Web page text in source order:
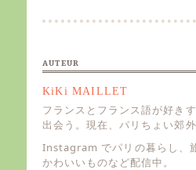
AUTEUR
KiKi MAILLET
フランスとフランス語が好き
出会う。現在、パリちょい郊外
Instagram でパリの暮らし、
かわいいものなど配信中。